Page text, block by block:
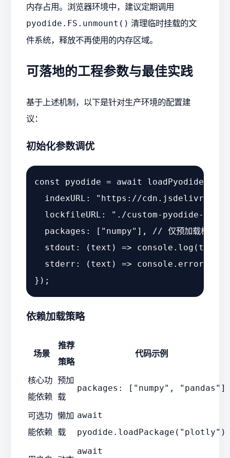
内存占用。浏览器环境中，建议定期调用
pyodide.FS.unmount() 清理临时挂载的文
件系统，释放不再使用的内存区域。
可落地的工程参数与最佳实践
基于上述机制，以下是针对生产环境的配置建
议：
初始化参数调优
const pyodide = await loadPyodide
indexURL :
"https://
lockfileURL :
"./custom-pyodide-
packages : [ "numpy" ],
// 仅预加载核心依
stdout : ( text ) => console . log (text),
stderr : ( text ) => console . error
依赖加载策略
场景
推荐
策略
代码示例
核心功
能依赖
预加
载
packages: ["numpy", "pandas"]
可选功
能依赖
懒加
载
await
pyodide.loadPackage("plotly")
await